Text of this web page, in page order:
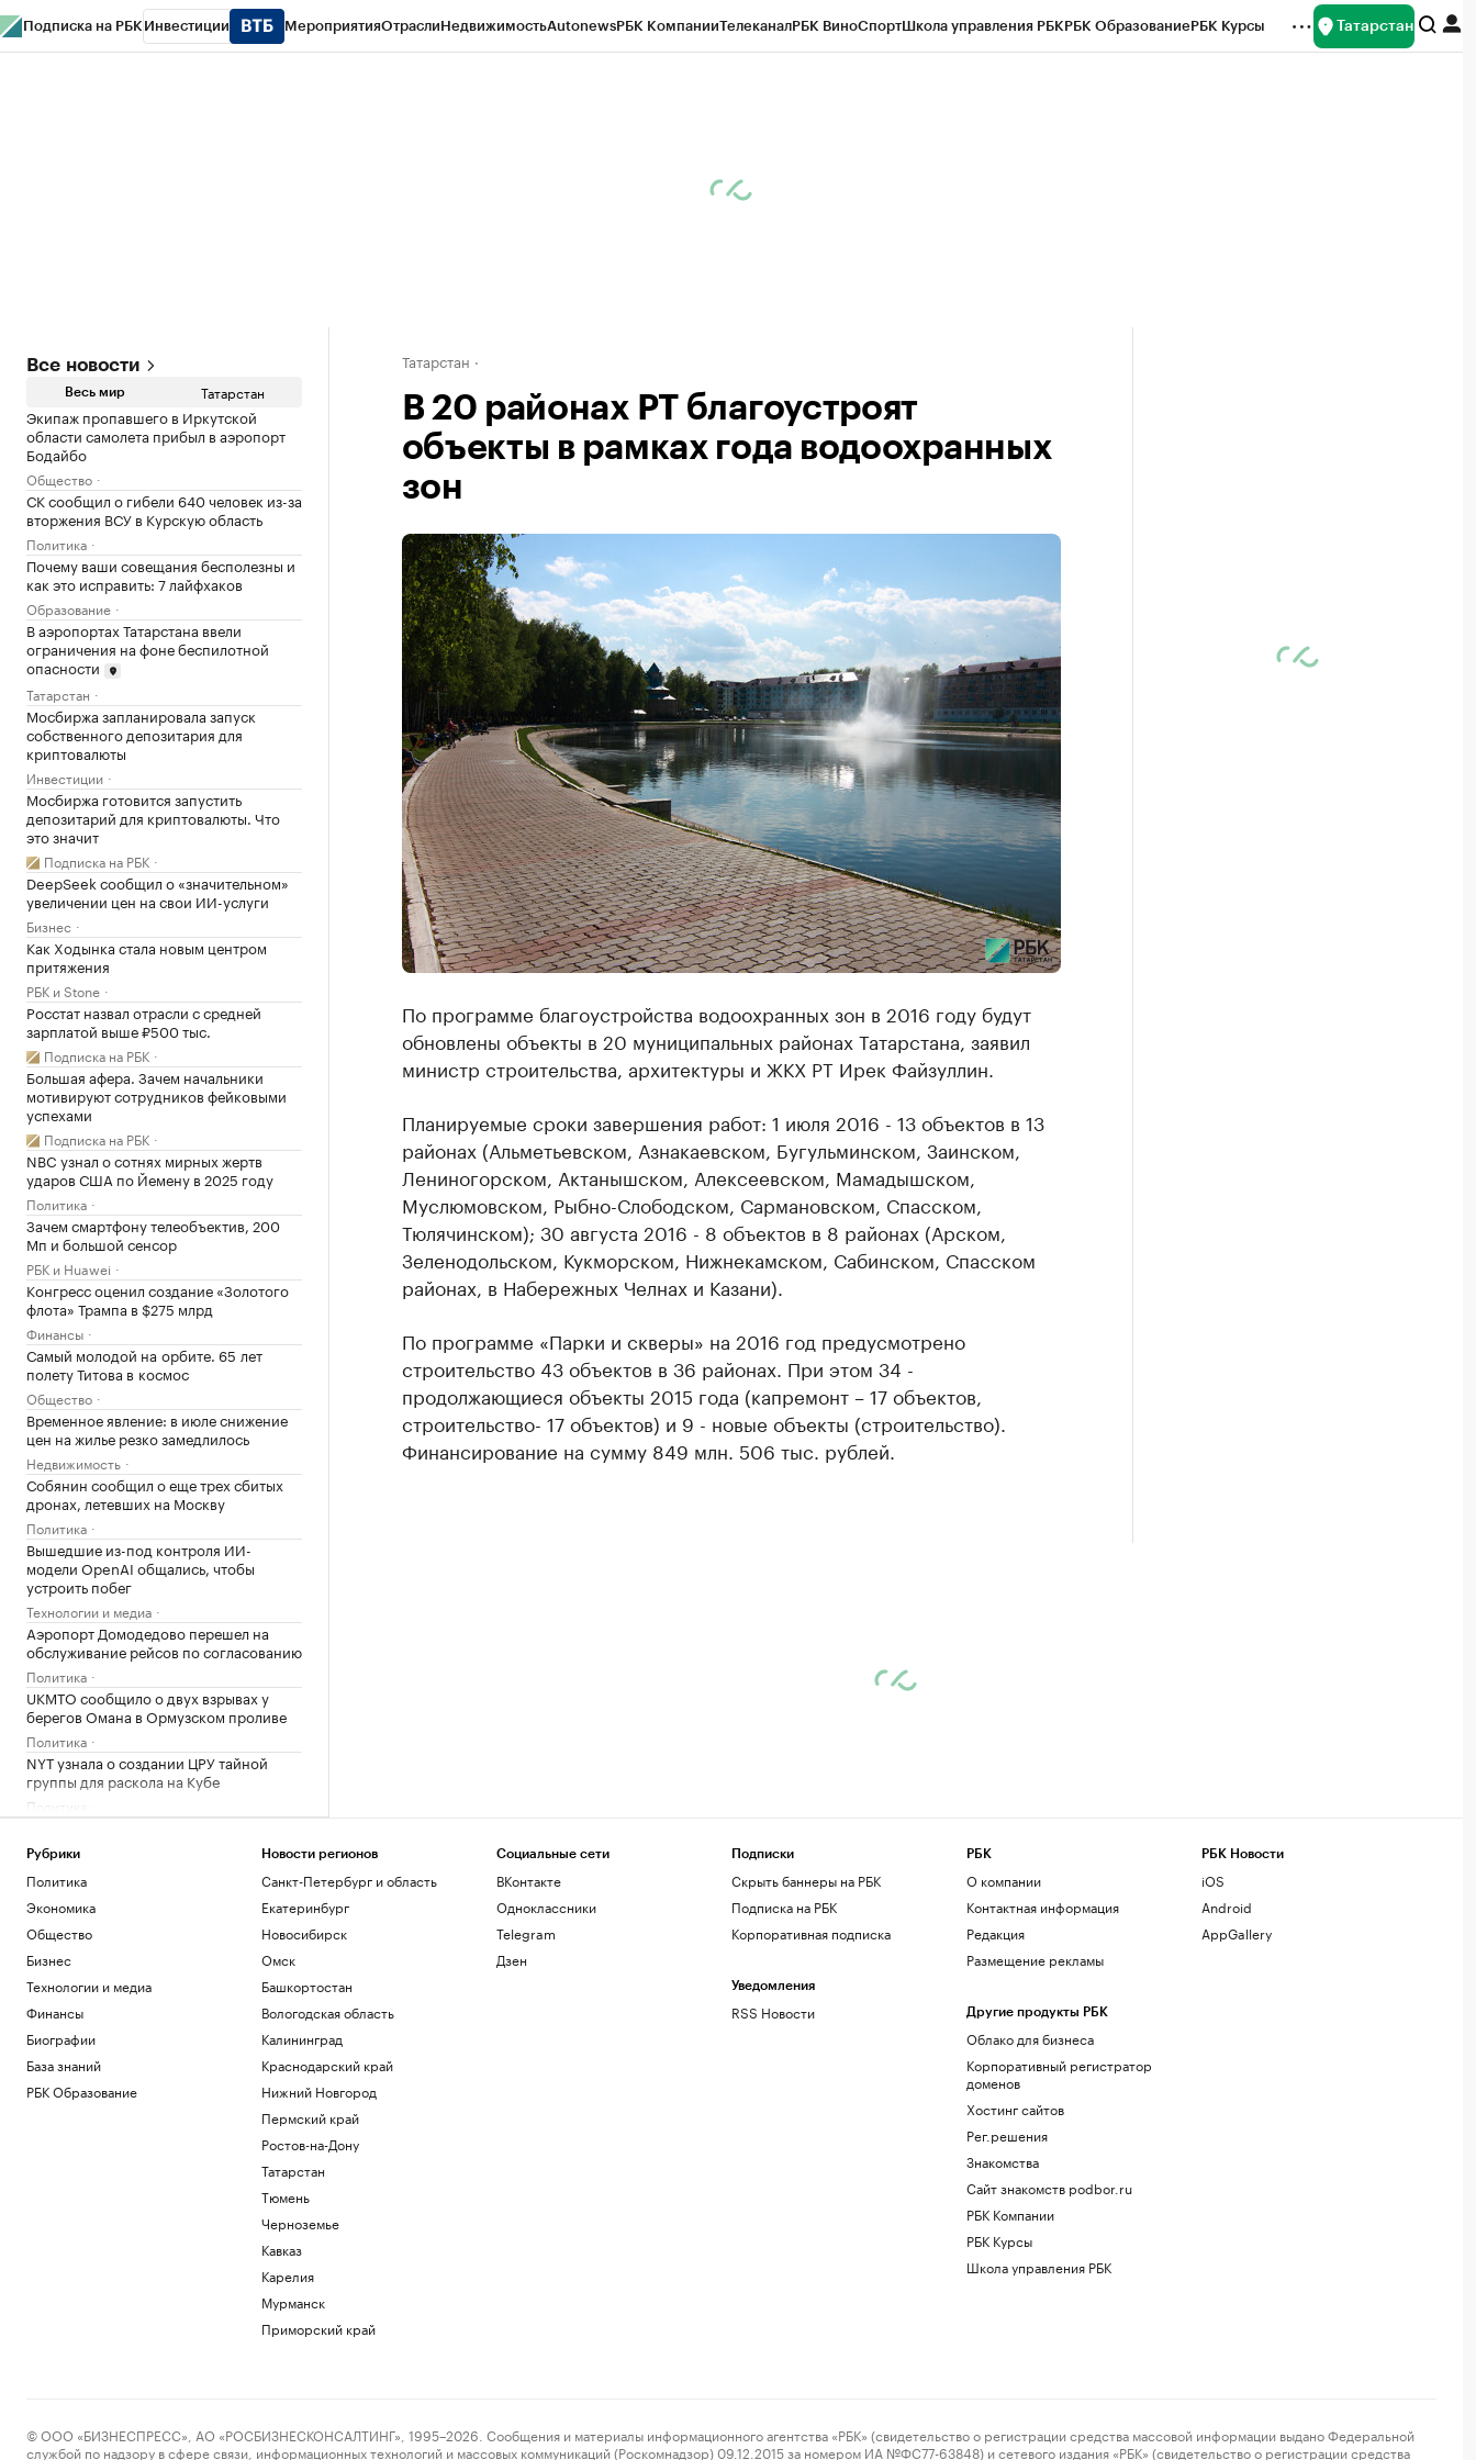
Подписка на РБК Инвестиции МероприятияОтраслиНедвижимостьAutonewsРБК КомпанииТелеканалРБК ВиноСпортШкола управления РБКРБК ОбразованиеРБК Курсы Татарстан
Все новости
Весь мир Татарстан
Экипаж пропавшего в Иркутской
области самолета прибыл в аэропорт
Бодайбо
Общество
СК сообщил о гибели 640 человек из-за
вторжения ВСУ в Курскую область
Политика
Почему ваши совещания бесполезны и
как это исправить: 7 лайфхаков
Образование
В аэропортах Татарстана ввели
ограничения на фоне беспилотной
опасности
Татарстан
Мосбиржа запланировала запуск
собственного депозитария для
криптовалюты
Инвестиции
Мосбиржа готовится запустить
депозитарий для криптовалюты. Что
это значит
Подписка на РБК
DeepSeek сообщил о «значительном»
увеличении цен на свои ИИ-услуги
Бизнес
Как Ходынка стала новым центром
притяжения
РБК и Stone
Росстат назвал отрасли с средней
зарплатой выше ₽500 тыс.
Подписка на РБК
Большая афера. Зачем начальники
мотивируют сотрудников фейковыми
успехами
Подписка на РБК
NBC узнал о сотнях мирных жертв
ударов США по Йемену в 2025 году
Политика
Зачем смартфону телеобъектив, 200
Мп и большой сенсор
РБК и Huawei
Конгресс оценил создание «Золотого
флота» Трампа в $275 млрд
Финансы
Самый молодой на орбите. 65 лет
полету Титова в космос
Общество
Временное явление: в июле снижение
цен на жилье резко замедлилось
Недвижимость
Собянин сообщил о еще трех сбитых
дронах, летевших на Москву
Политика
Вышедшие из-под контроля ИИ-
модели OpenAI общались, чтобы
устроить побег
Технологии и медиа
Аэропорт Домодедово перешел на
обслуживание рейсов по согласованию
Политика
UKMTO сообщило о двух взрывах у
берегов Омана в Ормузском проливе
Политика
NYT узнала о создании ЦРУ тайной
группы для раскола на Кубе
Политика
Татарстан
В 20 районах РТ благоустроят
объекты в рамках года водоохранных
зон
По программе благоустройства водоохранных зон в 2016 году будут
обновлены объекты в 20 муниципальных районах Татарстана, заявил
министр строительства, архитектуры и ЖКХ РТ Ирек Файзуллин.
Планируемые сроки завершения работ: 1 июля 2016 - 13 объектов в 13
районах (Альметьевском, Азнакаевском, Бугульминском, Заинском,
Лениногорском, Актанышском, Алексеевском, Мамадышском,
Муслюмовском, Рыбно-Слободском, Сармановском, Спасском,
Тюлячинском); 30 августа 2016 - 8 объектов в 8 районах (Арском,
Зеленодольском, Кукморском, Нижнекамском, Сабинском, Спасском
районах, в Набережных Челнах и Казани).
По программе «Парки и скверы» на 2016 год предусмотрено
строительство 43 объектов в 36 районах. При этом 34 -
продолжающиеся объекты 2015 года (капремонт – 17 объектов,
строительство- 17 объектов) и 9 - новые объекты (строительство).
Финансирование на сумму 849 млн. 506 тыс. рублей.
Рубрики
Политика
Экономика
Общество
Бизнес
Технологии и медиа
Финансы
Биографии
База знаний
РБК Образование
Новости регионов
Санкт-Петербург и область
Екатеринбург
Новосибирск
Омск
Башкортостан
Вологодская область
Калининград
Краснодарский край
Нижний Новгород
Пермский край
Ростов-на-Дону
Татарстан
Тюмень
Черноземье
Кавказ
Карелия
Мурманск
Приморский край
Социальные сети
ВКонтакте
Одноклассники
Telegram
Дзен
Подписки
Скрыть баннеры на РБК
Подписка на РБК
Корпоративная подписка
Уведомления
RSS Новости
РБК
О компании
Контактная информация
Редакция
Размещение рекламы
Другие продукты РБК
Облако для бизнеса
Корпоративный регистратор
доменов
Хостинг сайтов
Рег.решения
Знакомства
Сайт знакомств podbor.ru
РБК Компании
РБК Курсы
Школа управления РБК
РБК Новости
iOS
Android
AppGallery
© ООО «БИЗНЕСПРЕСС», АО «РОСБИЗНЕСКОНСАЛТИНГ», 1995–2026. Сообщения и материалы информационного агентства «РБК» (свидетельство о регистрации средства массовой информации выдано Федеральной
службой по надзору в сфере связи, информационных технологий и массовых коммуникаций (Роскомнадзор) 09.12.2015 за номером ИА №ФС77-63848) и сетевого издания «РБК» (свидетельство о регистрации средства